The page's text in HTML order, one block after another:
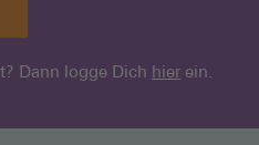
Dann logge Dich hier ein.